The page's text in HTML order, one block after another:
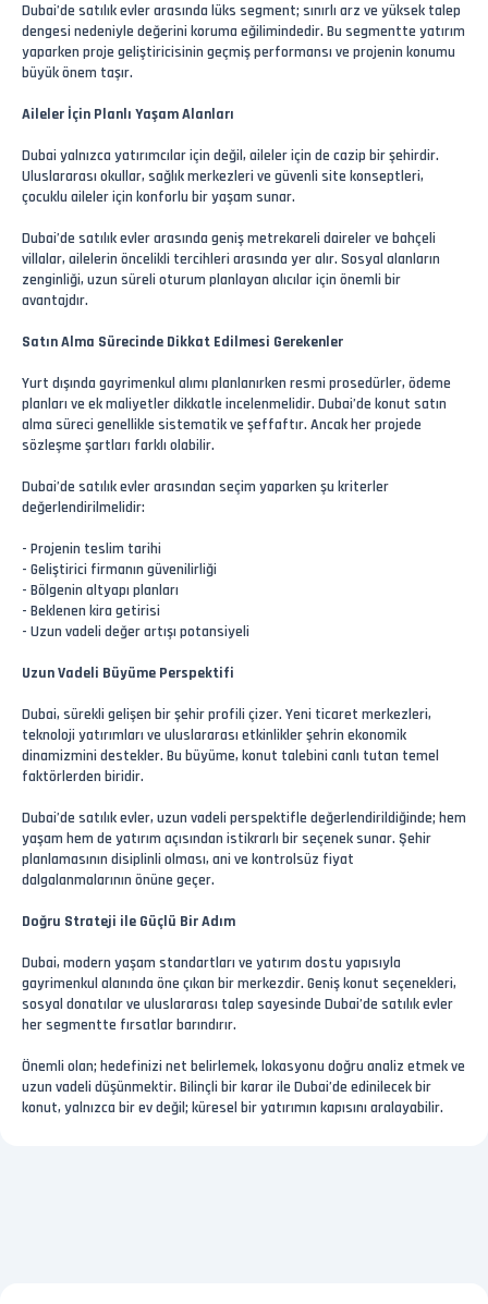
Dubai’de satılık evler arasında lüks segment; sınırlı arz ve yüksek talep
dengesi nedeniyle değerini koruma eğilimindedir. Bu segmentte yatırım
yaparken proje geliştiricisinin geçmiş performansı ve projenin konumu
büyük önem taşır.
Aileler İçin Planlı Yaşam Alanları
Dubai yalnızca yatırımcılar için değil, aileler için de cazip bir şehirdir.
Uluslararası okullar, sağlık merkezleri ve güvenli site konseptleri,
çocuklu aileler için konforlu bir yaşam sunar.
Dubai’de satılık evler arasında geniş metrekareli daireler ve bahçeli
villalar, ailelerin öncelikli tercihleri arasında yer alır. Sosyal alanların
zenginliği, uzun süreli oturum planlayan alıcılar için önemli bir
avantajdır.
Satın Alma Sürecinde Dikkat Edilmesi Gerekenler
Yurt dışında gayrimenkul alımı planlanırken resmi prosedürler, ödeme
planları ve ek maliyetler dikkatle incelenmelidir. Dubai’de konut satın
alma süreci genellikle sistematik ve şeffaftır. Ancak her projede
sözleşme şartları farklı olabilir.
Dubai’de satılık evler arasından seçim yaparken şu kriterler
değerlendirilmelidir:
- Projenin teslim tarihi
- Geliştirici firmanın güvenilirliği
- Bölgenin altyapı planları
- Beklenen kira getirisi
- Uzun vadeli değer artışı potansiyeli
Uzun Vadeli Büyüme Perspektifi
Dubai, sürekli gelişen bir şehir profili çizer. Yeni ticaret merkezleri,
teknoloji yatırımları ve uluslararası etkinlikler şehrin ekonomik
dinamizmini destekler. Bu büyüme, konut talebini canlı tutan temel
faktörlerden biridir.
Dubai’de satılık evler, uzun vadeli perspektifle değerlendirildiğinde; hem
yaşam hem de yatırım açısından istikrarlı bir seçenek sunar. Şehir
planlamasının disiplinli olması, ani ve kontrolsüz fiyat
dalgalanmalarının önüne geçer.
Doğru Strateji ile Güçlü Bir Adım
Dubai, modern yaşam standartları ve yatırım dostu yapısıyla
gayrimenkul alanında öne çıkan bir merkezdir. Geniş konut seçenekleri,
sosyal donatılar ve uluslararası talep sayesinde Dubai’de satılık evler
her segmentte fırsatlar barındırır.
Önemli olan; hedefinizi net belirlemek, lokasyonu doğru analiz etmek ve
uzun vadeli düşünmektir. Bilinçli bir karar ile Dubai’de edinilecek bir
konut, yalnızca bir ev değil; küresel bir yatırımın kapısını aralayabilir.